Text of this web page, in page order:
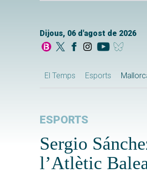
Dijous, 06 d'agost de 2026
El Temps Esports
ESPORTS
Sergio
l’Atlètic